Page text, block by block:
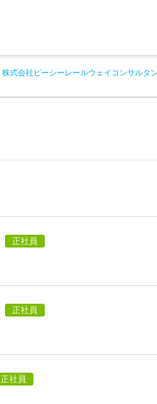
株式会社ピーシーレールウェイコンサルタ
正社員
正社員
正社員